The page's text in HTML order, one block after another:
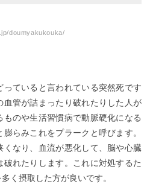
doumyakukouka/
ていると言われている突然死です
管が詰まったり破れたりした人が
のや生活習慣病で動脈硬化になる
らみこれをプラークと呼びます。
くなり、血流が悪化して、脳や心臓
れたりします。これに対処するた
く摂取した方が良いです。